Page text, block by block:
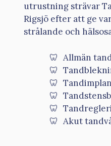
utrustning strävar
Rigsjö efter att ge
strålande och
Allmän
Akut